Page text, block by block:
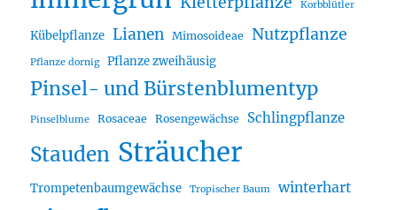
Korbblütler
Kübelpflanze Lianen Mimosoideae Nutzpflanze
Pflanze dornig Pflanze zweihäusig
Pinsel- und Bürstenblumentyp
Pinselblume Rosaceae Rosengewächse Schlingpflanze
Stauden Sträucher
Trompetenbaumgewächse Tropischer Baum winterhart